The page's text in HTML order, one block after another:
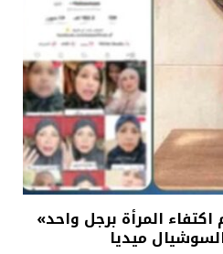
المرأة برجل واحد»
ميديا